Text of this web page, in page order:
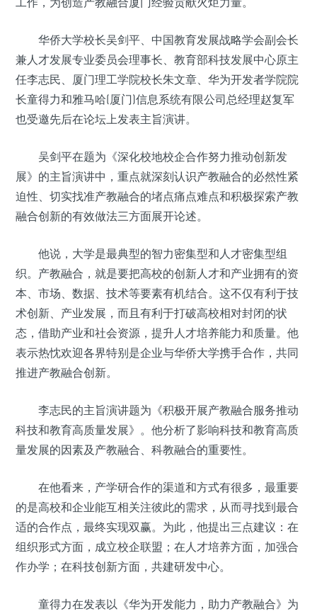
华侨大学校长吴剑平、中国教育发展战略学会副会长
兼人才发展专业委员会理事长、教育部科技发展中心原主
任李志民、厦门理工学院校长朱文章、华为开发者学院院
长童得力和雅马哈(厦门)信息系统有限公司总经理赵复军
也受邀先后在论坛上发表主旨演讲。
吴剑平在题为《深化校地校企合作努力推动创新发
展》的主旨演讲中，重点就深刻认识产教融合的必然性紧
迫性、切实找准产教融合的堵点痛点难点和积极探索产教
融合创新的有效做法三方面展开论述。
他说，大学是最典型的智力密集型和人才密集型组
织。产教融合，就是要把高校的创新人才和产业拥有的资
本、市场、数据、技术等要素有机结合。这不仅有利于技
术创新、产业发展，而且有利于打破高校相对封闭的状
态，借助产业和社会资源，提升人才培养能力和质量。他
表示热忱欢迎各界特别是企业与华侨大学携手合作，共同
推进产教融合创新。
李志民的主旨演讲题为《积极开展产教融合服务推动
科技和教育高质量发展》。他分析了影响科技和教育高质
量发展的因素及产教融合、科教融合的重要性。
在他看来，产学研合作的渠道和方式有很多，最重要
的是高校和企业能互相关注彼此的需求，从而寻找到最合
适的合作点，最终实现双赢。为此，他提出三点建议：在
组织形式方面，成立校企联盟；在人才培养方面，加强合
作办学；在科技创新方面，共建研发中心。
童得力在发表以《华为开发能力，助力产教融合》为